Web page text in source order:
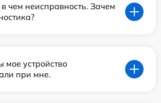
чем неисправность. Зачем
мое устройство
при мне.